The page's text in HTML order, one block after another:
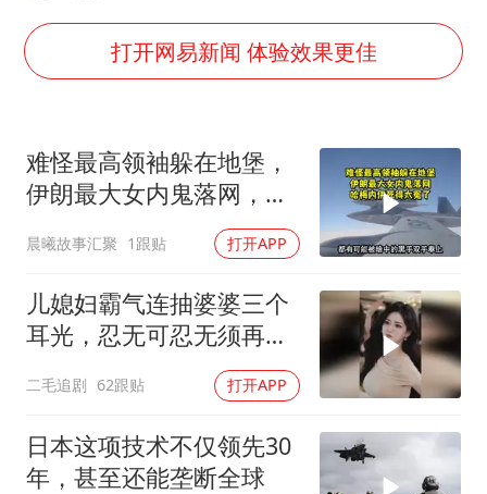
男子结婚8年3个女儿都不是亲生
NBA传奇教练老尼尔森去世
轰-6K到底是不是战略轰炸机
“皋”在低处
面对面丨蔡磊：与渐冻症抗争 纵使不敌 也不屈服
加沙约14万栋建筑被完全摧毁
从科技创新看开局起步的时与势
打开网易新闻 体验效果更佳
难怪最高领袖躲在地堡，
伊朗最大女内鬼落网，哈
晨曦故事汇聚 1跟贴 打开APP
儿媳妇霸气连抽婆婆三个
耳光，忍无可忍无须再
二毛追剧 62跟贴 打开APP
日本这项技术不仅领先30
年，甚至还能垄断全球